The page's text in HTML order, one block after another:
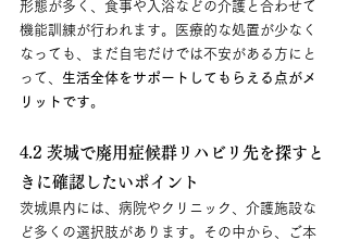
形態が多く、食事や入浴などの介護と合わせて
機能訓練が行われます。医療的な処置が少なく
なっても、まだ自宅だけでは不安がある方にと
って、 生活全体をサポートしてもらえる点がメ
リットです。
4.2 茨城で廃用症候群リハビリ先を探すと
きに確認したいポイント
茨城県内には、病院やクリニック、介護施設な
ど多くの選択肢があります。その中から、ご本